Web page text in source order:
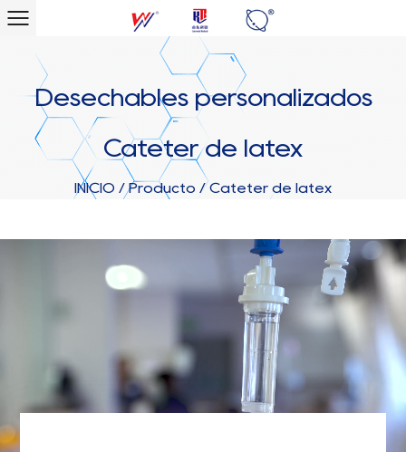
Desechables personalizados
Catéter de látex
INICIO /Producto /Catéter de látex